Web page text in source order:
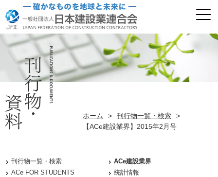
ホーム > 刊行物一覧・検索
>
【ACe建設業界】2015年2月号
刊行物一覧・検索
ACe建設業界
ACe FOR STUDENTS
統計情報